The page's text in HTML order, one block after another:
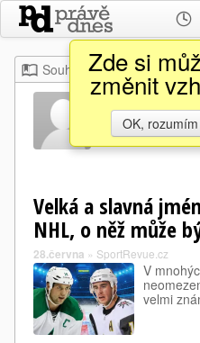
Zde si
změnit
OK, rozumím
Souhrn Moje Z
Reilly
Velká a slavná
NHL, o něž může
28.června » SportRevue.cz
V
velmi